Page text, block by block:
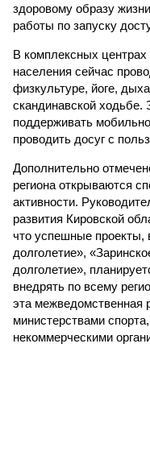
здоровому образу
работы по запуску
В комплексных
населения сейчас
физкультуре, йоге,
скандинавской
поддерживать
проводить досуг с
Дополнительно
региона открываются
активности.
развития Кировской
что успешные проекты,
долголетие»,
долголетие»,
внедрять по всему
эта межведомственная
министерствами
некоммерческими